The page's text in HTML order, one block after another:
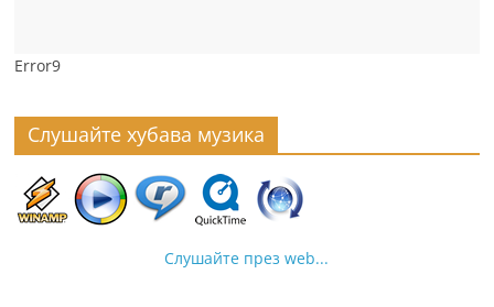
Error9
Слушайте хубава музика
Слушайте през web...